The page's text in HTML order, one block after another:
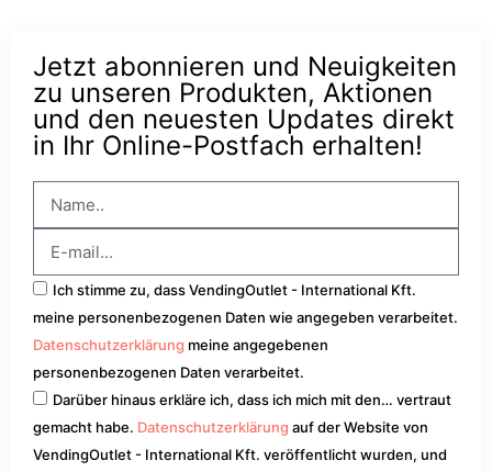
Jetzt abonnieren und Neuigkeiten
zu unseren Produkten, Aktionen
und den neuesten Updates direkt
in Ihr Online-Postfach erhalten!
Ich stimme zu, dass VendingOutlet - International Kft.
meine personenbezogenen Daten wie angegeben verarbeitet.
Datenschutzerklärung meine angegebenen
personenbezogenen Daten verarbeitet.
Darüber hinaus erkläre ich, dass ich mich mit den… vertraut
gemacht habe. Datenschutzerklärung auf der Website von
VendingOutlet - International Kft. veröffentlicht wurden, und